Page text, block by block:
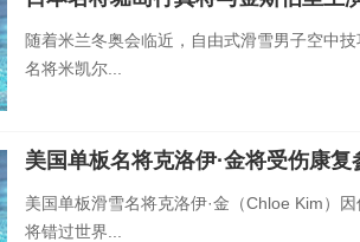
随着米兰冬奥会临近，自由式滑雪男子空中
名将米凯尔...
美国单板名将克洛伊·金将受伤康复
美国单板滑雪名将克洛伊·金（Chloe Kim）
将错过世界...